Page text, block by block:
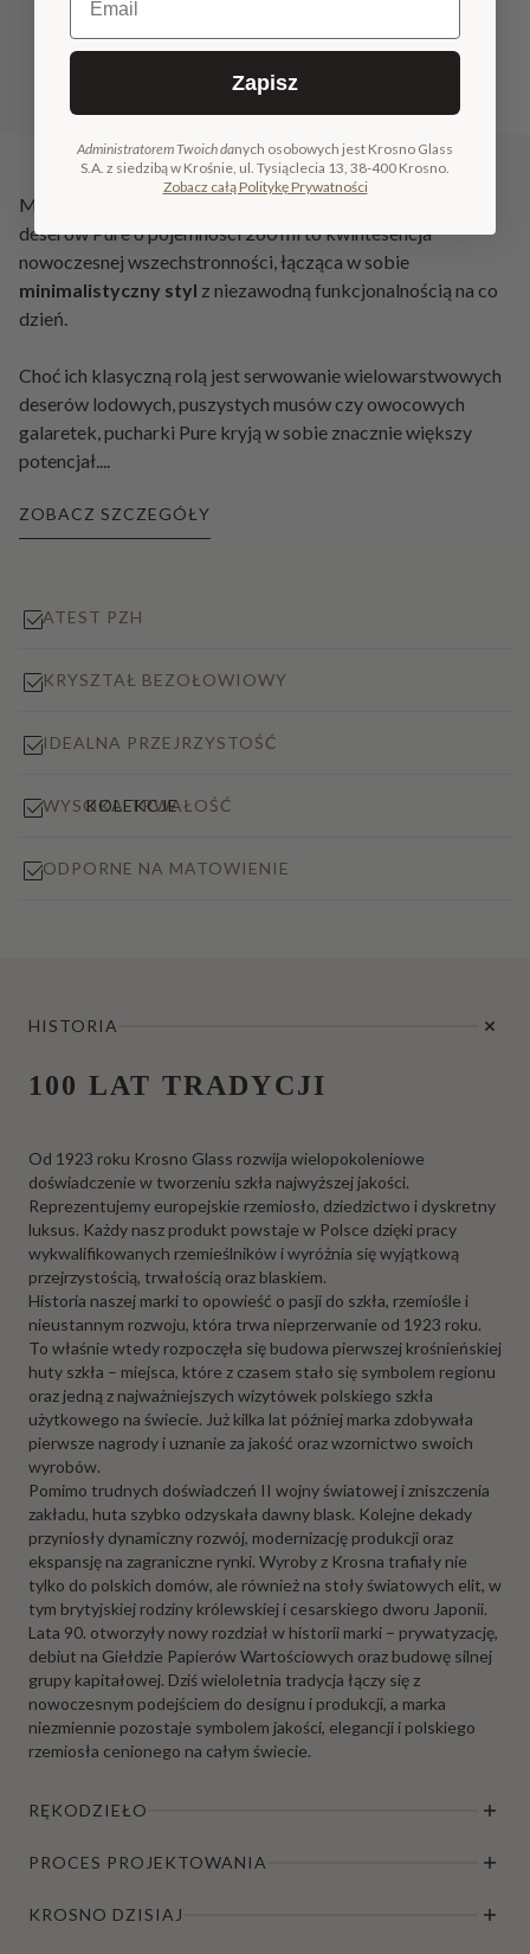
KOLEKCJE
Mistrzowskie połączenie estetyki i ergonomii. Pucharki do
deserów Pure o pojemności 260 ml to kwintesencja
nowoczesnej wszechstronności, łącząca w sobie
minimalistyczny styl z niezawodną funkcjonalnością na co
dzień.
Choć ich klasyczną rolą jest serwowanie wielowarstwowych
deserów lodowych, puszystych musów czy owocowych
galaretek, pucharki Pure kryją w sobie znacznie większy
potencjał....
ZOBACZ SZCZEGÓŁY
ATEST PZH
KRYSZTAŁ BEZOŁOWIOWY
IDEALNA PRZEJRZYSTOŚĆ
WYSOKA TRWAŁOŚĆ
ODPORNE NA MATOWIENIE
HISTORIA
100 LAT TRADYCJI
Od 1923 roku Krosno Glass rozwija wielopokoleniowe
doświadczenie w tworzeniu szkła najwyższej jakości.
Reprezentujemy europejskie rzemiosło, dziedzictwo i dyskretny
luksus. Każdy nasz produkt powstaje w Polsce dzięki pracy
wykwalifikowanych rzemieślników i wyróżnia się wyjątkową
przejrzystością, trwałością oraz blaskiem.
Historia naszej marki to opowieść o pasji do szkła, rzemiośle i
nieustannym rozwoju, która trwa nieprzerwanie od 1923 roku.
To właśnie wtedy rozpoczęła się budowa pierwszej krośnieńskiej
huty szkła – miejsca, które z czasem stało się symbolem regionu
oraz jedną z najważniejszych wizytówek polskiego szkła
użytkowego na świecie. Już kilka lat później marka zdobywała
pierwsze nagrody i uznanie za jakość oraz wzornictwo swoich
wyrobów.
Pomimo trudnych doświadczeń II wojny światowej i zniszczenia
zakładu, huta szybko odzyskała dawny blask. Kolejne dekady
przyniosły dynamiczny rozwój, modernizację produkcji oraz
ekspansję na zagraniczne rynki. Wyroby z Krosna trafiały nie
tylko do polskich domów, ale również na stoły światowych elit, w
tym brytyjskiej rodziny królewskiej i cesarskiego dworu Japonii.
Lata 90. otworzyły nowy rozdział w historii marki – prywatyzację,
debiut na Giełdzie Papierów Wartościowych oraz budowę silnej
grupy kapitałowej. Dziś wieloletnia tradycja łączy się z
nowoczesnym podejściem do designu i produkcji, a marka
niezmiennie pozostaje symbolem jakości, elegancji i polskiego
rzemiosła cenionego na całym świecie.
RĘKODZIEŁO
PROCES PROJEKTOWANIA
KROSNO DZISIAJ
Zapisz
Administratorem Twoich danych osobowych jest Krosno Glass
S.A. z siedzibą w Krośnie, ul. Tysiąclecia 13, 38-400 Krosno.
Zobacz całą Politykę Prywatności